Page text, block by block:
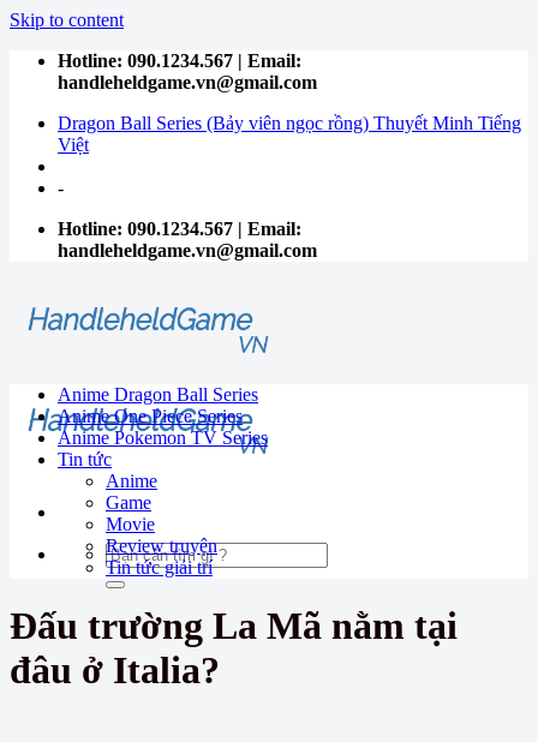
Skip to content
Hotline: 090.1234.567 | Email:
handleheldgame.vn@gmail.com
Dragon Ball Series (Bảy viên ngọc rồng) Thuyết Minh Tiếng
Việt
-
Hotline: 090.1234.567 | Email:
handleheldgame.vn@gmail.com
Anime Dragon Ball Series
Anime One Piece Series
Anime Pokemon TV Series
Tin tức
Anime
Game
Movie
Review truyện
Tin tức giải trí
Đấu trường La Mã nằm tại
đâu ở Italia?